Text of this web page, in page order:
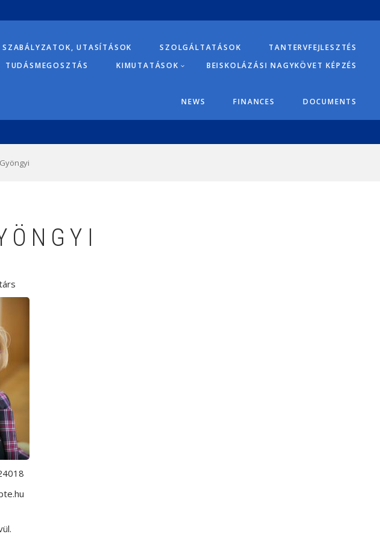
SZABÁLYZATOK, UTASÍTÁSOK SZOLGÁLTATÁSOK
TANTERVFEJLESZTÉS
TUDÁSMEGOSZTÁS
KIMUTATÁSOK BEISKOLÁZÁSI NAGYKÖVET KÉPZÉS
NEWS FINANCES DOCUMENTS